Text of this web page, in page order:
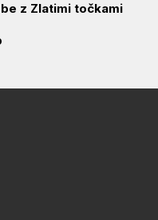
z Zlatimi točkami